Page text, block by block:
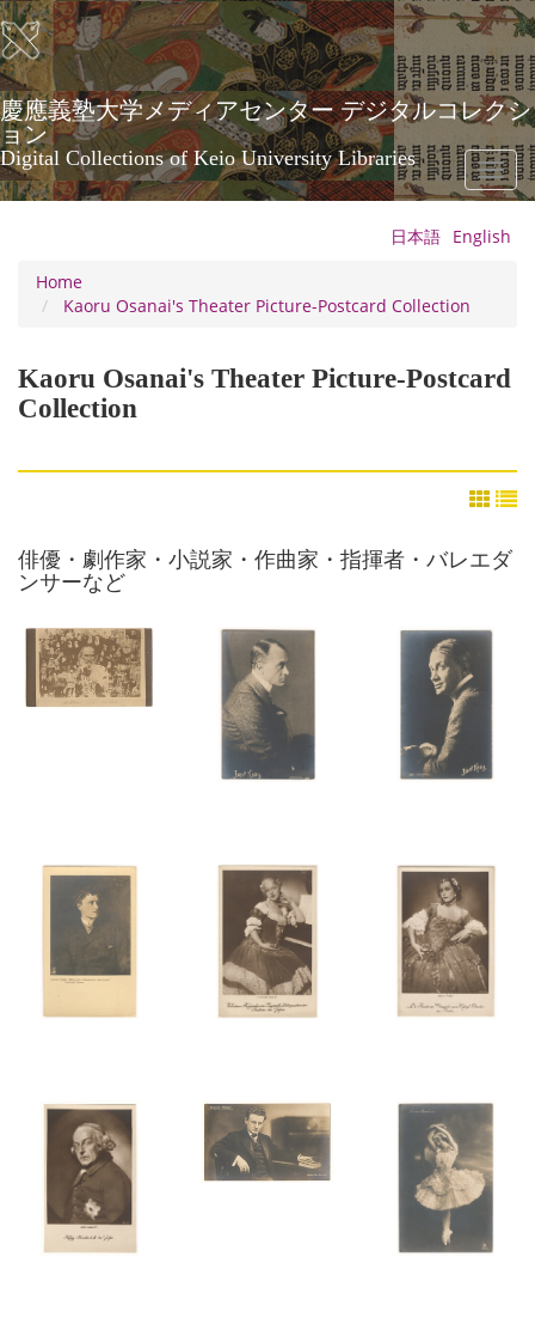
Skip
to
main
content
慶應義塾大学メディアセンター デジタルコレクシ
ョン
Digital Collections of Keio University Libraries
Toggle
日本語 English
Home
Kaoru Osanai's Theater Picture-Postcard Collection
Kaoru Osanai's Theater Picture-Postcard
Collection
俳優・劇作家・小説家・作曲家・指揮者・バレエダ
ンサーなど